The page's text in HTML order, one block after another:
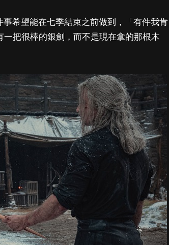
希望能在七季結束之前做到，「有件我肯
把很棒的銀劍，而不是現在拿的那根木